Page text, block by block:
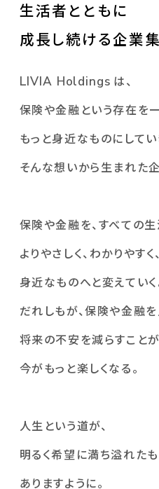
生活者とともに
成長し続ける企業
LIVIA Holdings は、
保険や金融という存在を
もっと身近なものにしてい
そんな想いから生まれた
保険や金融を、すべての生
よりやさしく、わかりやすく、
身近なものへと変えていく
だれしもが、保険や金融
将来の不安を減らすことが
今がもっと楽しくなる。
人生という道が、
明るく希望に満ち溢れた
ありますように。